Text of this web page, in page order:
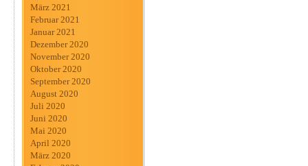
März 2021
Februar 2021
Januar 2021
Dezember 2020
November 2020
Oktober 2020
September 2020
August 2020
Juli 2020
Juni 2020
Mai 2020
April 2020
März 2020